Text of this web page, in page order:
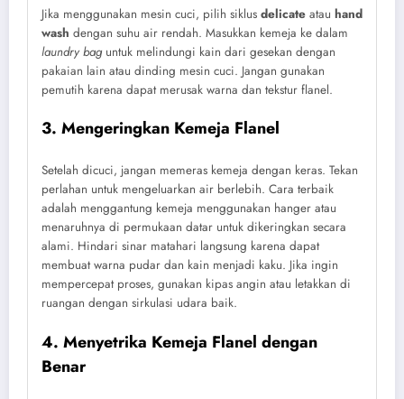
Jika menggunakan mesin cuci, pilih siklus delicate atau hand
wash dengan suhu air rendah. Masukkan kemeja ke dalam
laundry baguntuk melindungi kain dari gesekan dengan
pakaian lain atau dinding mesin cuci. Jangan gunakan
pemutih karena dapat merusak warna dan tekstur flanel.
3. Mengeringkan Kemeja Flanel
Setelah dicuci, jangan memeras kemeja dengan keras. Tekan
perlahan untuk mengeluarkan air berlebih. Cara terbaik
adalah menggantung kemeja menggunakan hanger atau
menaruhnya di permukaan datar untuk dikeringkan secara
alami. Hindari sinar matahari langsung karena dapat
membuat warna pudar dan kain menjadi kaku. Jika ingin
mempercepat proses, gunakan kipas angin atau letakkan di
ruangan dengan sirkulasi udara baik.
4. Menyetrika Kemeja Flanel dengan
Benar